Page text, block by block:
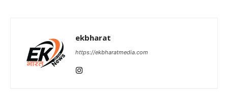
ekbharat
https://ekbharatmedia.com